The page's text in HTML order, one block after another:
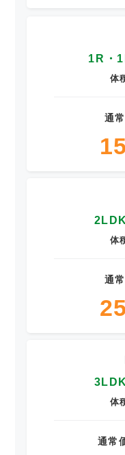
1R・
体
通
体
通
体
通常